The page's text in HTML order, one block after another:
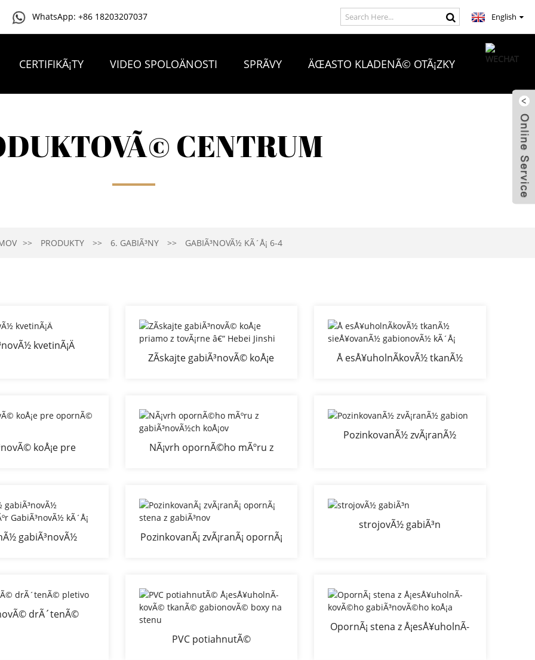
WhatsApp: +86 18203207037 English
CERTIFIKÃ¡TY VIDEO SPOLOÄNOSTI SPRÃVY ÄŒASTO KLADENÃ© OTÃ¡ZKY
CENTRUM
PRODUKTY 6. GABIÃ³NY GABIÃ³NOVÃ½ KÃ´Å¡ 6-4
kvetinÃ¡Ä
ZÃ­skajte gabiÃ³novÃ© koÅ¡e
Å esÅ¥uholnÃ­kovÃ½ tkanÃ½
koÅ¡e pre
NÃ¡vrh opornÃ©ho mÃºru z
PozinkovanÃ½ zvÃ¡ranÃ½
gabiÃ³novÃ½
PozinkovanÃ¡ zvÃ¡ranÃ¡ opornÃ¡
strojovÃ½ gabiÃ³n
drÃ´tenÃ©
PVC potiahnutÃ©
OpornÃ¡ stena z Å¡esÅ¥uholnÃ­